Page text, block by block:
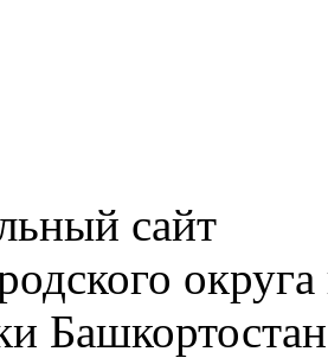
сайт
Башкортостан